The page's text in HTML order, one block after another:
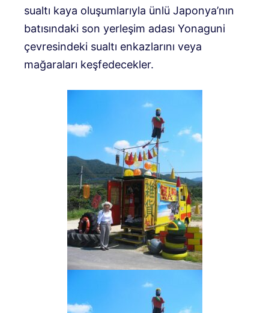
sualtı kaya oluşumlarıyla ünlü Japonya’nın
batısındaki son yerleşim adası Yonaguni
çevresindeki sualtı enkazlarını veya
mağaraları keşfedecekler.